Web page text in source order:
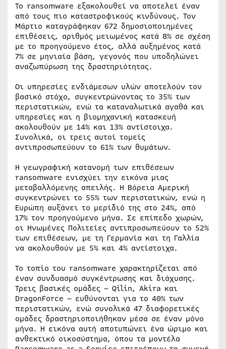
Το ransomware εξακολουθεί να αποτελεί έναν
από τους πιο καταστροφικούς κινδύνους. Τον
Μάρτιο καταγράφηκαν 672 δημοσιοποιημένες
επιθέσεις, αριθμός μειωμένος κατά 8% σε σχέση
με το προηγούμενο έτος, αλλά αυξημένος κατά
7% σε μηνιαία βάση, γεγονός που υποδηλώνει
αναζωπύρωση της δραστηριότητας.
Οι υπηρεσίες ενδιάμεσων υλών αποτελούν τον
βασικό στόχο, συγκεντρώνοντας το 35% των
περιστατικών, ενώ τα καταναλωτικά αγαθά και
υπηρεσίες και η βιομηχανική κατασκευή
ακολουθούν με 14% και 13% αντίστοιχα.
Συνολικά, οι τρεις αυτοί τομείς
αντιπροσωπεύουν το 61% των θυμάτων.
Η γεωγραφική κατανομή των επιθέσεων
ransomware ενισχύει την εικόνα μιας
μεταβαλλόμενης απειλής. Η Βόρεια Αμερική
συγκεντρώνει το 55% των περιστατικών, ενώ η
Ευρώπη αυξάνει το μερίδιό της στο 24%, από
17% τον προηγούμενο μήνα. Σε επίπεδο χωρών,
οι Ηνωμένες Πολιτείες αντιπροσωπεύουν το 52%
των επιθέσεων, με τη Γερμανία και τη Γαλλία
να ακολουθούν με 5% και 4% αντίστοιχα.
Το τοπίο του ransomware χαρακτηρίζεται από
έναν συνδυασμό συγκέντρωσης και διάχυσης.
Τρεις βασικές ομάδες – Qilin, Akira και
DragonForce – ευθύνονται για το 40% των
περιστατικών, ενώ συνολικά 47 διαφορετικές
ομάδες δραστηριοποιήθηκαν μέσα σε έναν μόνο
μήνα. Η εικόνα αυτή αποτυπώνει ένα ώριμο και
ανθεκτικό οικοσύστημα, όπου τα μοντέλα